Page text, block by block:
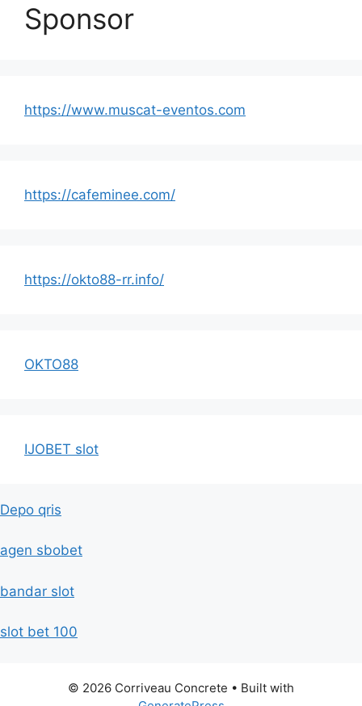
Sponsor
https://www.muscat-eventos.com
https://cafeminee.com/
https://okto88-rr.info/
OKTO88
IJOBET slot
Depo qris
agen sbobet
bandar slot
slot bet 100
© 2026 Corriveau Concrete • Built with